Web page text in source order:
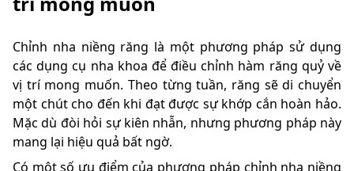
Chỉnh nha niềng răng là một phương pháp sử dụng
các dụng cụ nha khoa để điều chỉnh hàm răng quỷ về
vị trí mong muốn. Theo từng tuần, răng sẽ di chuyển
một chút cho đến khi đạt được sự khớp cắn hoàn hảo.
Mặc dù đòi hỏi sự kiên nhẫn, nhưng phương pháp này
mang lại hiệu quả bất ngờ.
Có một số ưu điểm của phương pháp chỉnh nha niềng